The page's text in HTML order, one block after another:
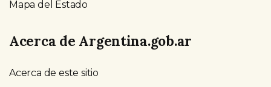
Mapa del Estado
Acerca de Argentina.gob.ar
Acerca de este sitio